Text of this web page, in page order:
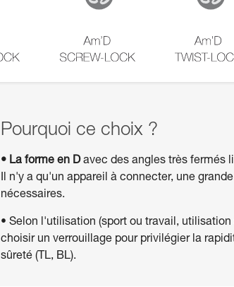
Pourquoi ce choix ?
• La forme en Davec des angles très fermés
Il n'y a qu'un appareil à connecter, une
nécessaires.
• Selon l'utilisation (sport ou travail,
choisir un verrouillage pour privilégier la
sûreté (TL, BL).